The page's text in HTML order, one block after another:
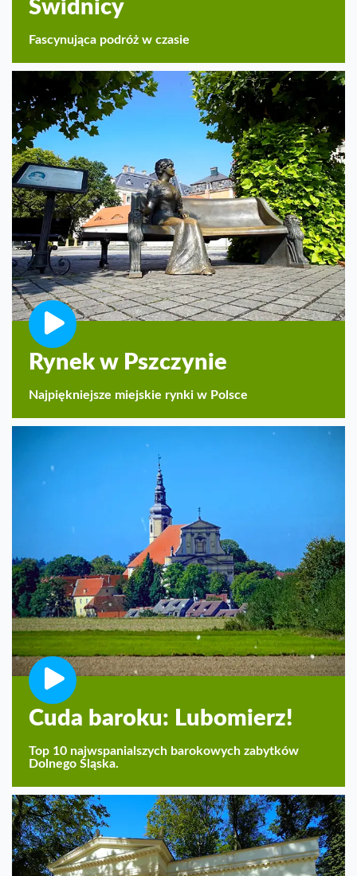
Świdnicy
Fascynująca podróż w czasie
Rynek w Pszczynie
Najpiękniejsze miejskie rynki w Polsce
Cuda baroku: Lubomierz!
Top 10 najwspanialszych barokowych zabytków
Dolnego Śląska.